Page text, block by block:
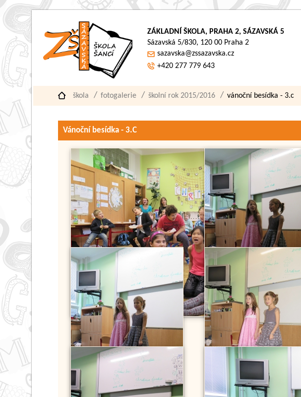
ZÁKLADNÍ ŠKOLA, PRAHA 2, SÁZAVSKÁ 5
Sázavská 5/830, 120 00 Praha 2
sazavska@zssazavska.cz
+420 277 779 643
škola fotogalerie školní rok 2015/2016 vánoční besídka - 3.c
Vánoční besídka - 3.C